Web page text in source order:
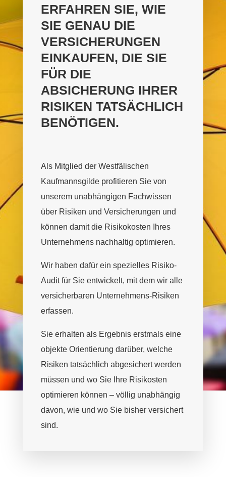
ERFAHREN SIE, WIE
SIE GENAU DIE
VERSICHERUNGEN
EINKAUFEN, DIE SIE
FÜR DIE
ABSICHERUNG IHRER
RISIKEN TATSÄCHLICH
BENÖTIGEN.
Als Mitglied der Westfälischen
Kaufmannsgilde profitieren Sie von
unserem unabhängigen Fachwissen
über Risiken und Versicherungen und
können damit die Risikokosten Ihres
Unternehmens nachhaltig optimieren.
Wir haben dafür ein spezielles Risiko-
Audit für Sie entwickelt, mit dem wir alle
versicherbaren Unternehmens-Risiken
erfassen.
Sie erhalten als Ergebnis erstmals eine
objekte Orientierung darüber, welche
Risiken tatsächlich abgesichert werden
müssen und wo Sie Ihre Risikosten
optimieren können – völlig unabhängig
davon, wie und wo Sie bisher versichert
sind.